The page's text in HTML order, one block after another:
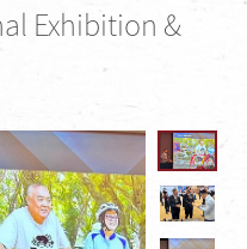
Exhibition &